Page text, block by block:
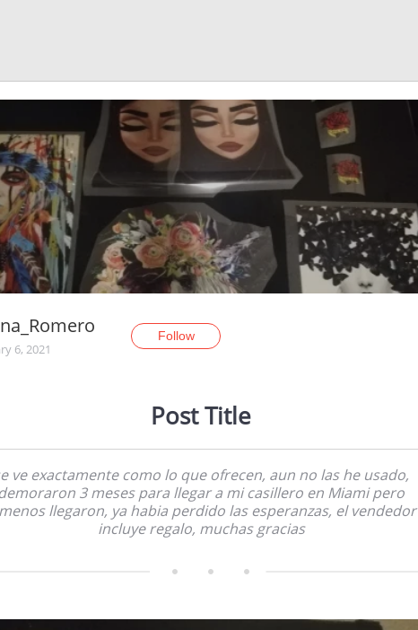
6, 2021
Follow
Post Title
ve exactamente como lo que ofrecen, aun no las he usado,
3 meses para llegar a mi casillero en Miami pero
llegaron, ya habia perdido las esperanzas, el vendedor
incluye regalo, muchas gracias